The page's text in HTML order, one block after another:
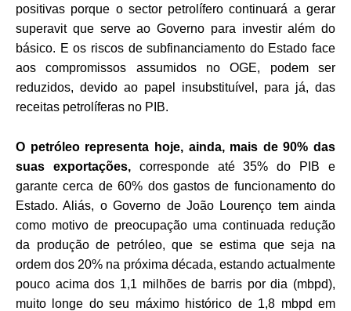
positivas porque o sector petrolífero continuará a gerar
superavit que serve ao Governo para investir além do
básico. E os riscos de subfinanciamento do Estado face
aos compromissos assumidos no OGE, podem ser
reduzidos, devido ao papel insubstituível, para já, das
receitas petrolíferas no PIB.
O petróleo representa hoje, ainda, mais de 90% das
suas exportações,corresponde até 35% do PIB e
garante cerca de 60% dos gastos de funcionamento do
Estado. Aliás, o Governo de João Lourenço tem ainda
como motivo de preocupação uma continuada redução
da produção de petróleo, que se estima que seja na
ordem dos 20% na próxima década, estando actualmente
pouco acima dos 1,1 milhões de barris por dia (mbpd),
muito longe do seu máximo histórico de 1,8 mbpd em